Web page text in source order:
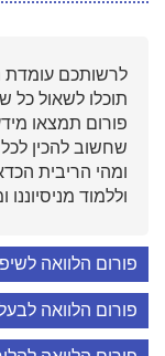
לרשותכם עומדת
תוכלו לשאול כל
פורום תמצאו
שחשוב להכין
ומהי הריבית
וללמוד מניסיוננו
פורום הלוואה
פורום הלוואה